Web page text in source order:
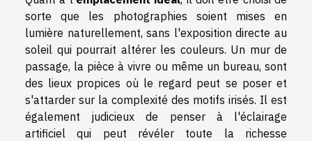
sorte que les photographies soient mises en
lumière naturellement, sans l'exposition directe au
soleil qui pourrait altérer les couleurs. Un mur de
passage, la pièce à vivre ou même un bureau, sont
des lieux propices où le regard peut se poser et
s'attarder sur la complexité des motifs irisés. Il est
également judicieux de penser à l'éclairage
artificiel qui peut révéler toute la richesse